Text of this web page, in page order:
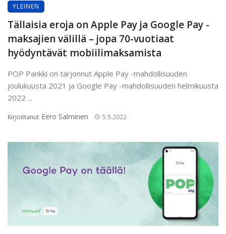
YLEINEN
Tällaisia eroja on Apple Pay ja Google Pay -
maksajien välillä – jopa 70-vuotiaat
hyödyntävät mobiilimaksamista
POP Pankki on tarjonnut Apple Pay -mahdollisuuden
joulukuusta 2021 ja Google Pay -mahdollisuuden helmikuusta
2022 ...
Kirjoittanut Eero Salminen 5.5.2022